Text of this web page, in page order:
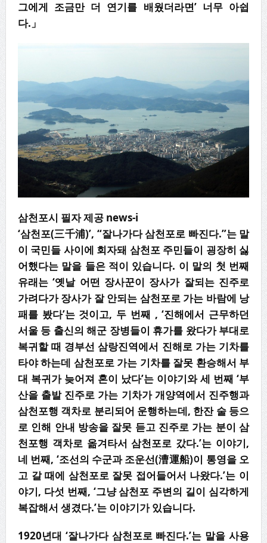
그에게 조금만 더 연기를 배웠더라면’ 너무 아쉽
다.」
삼천포시 필자 제공 news-i
‘삼천포(三千浦)’, “잘나가다 삼천포로 빠진다.”는 말
이 국민들 사이에 회자돼 삼천포 주민들이 굉장히 싫
어했다는 말을 들은 적이 있습니다. 이 말의 첫 번째
유래는 ‘옛날 어떤 장사꾼이 장사가 잘되는 진주로
가려다가 장사가 잘 안되는 삼천포로 가는 바람에 낭
패를 봤다’는 것이고, 두 번째 , ‘진해에서 근무하던
서울 등 출신의 해군 장병들이 휴가를 왔다가 부대로
복귀할 때 경부선 삼랑진역에서 진해로 가는 기차를
타야 하는데 삼천포로 가는 기차를 잘못 환승해서 부
대 복귀가 늦어져 혼이 났다’는 이야기와 세 번째 ‘부
산을 출발 진주로 가는 기차가 개양역에서 진주행과
삼천포행 객차로 분리되어 운행하는데, 한잔 술 등으
로 인해 안내 방송을 잘못 듣고 진주로 가는 분이 삼
천포행 객차로 옮겨타서 삼천포로 갔다.’는 이야기,
네 번째, ‘조선의 수군과 조운선(漕運船)이 통영을 오
고 갈 때에 삼천포로 잘못 접어들어서 나왔다.’는 이
야기, 다섯 번째, ‘그냥 삼천포 주변의 길이 심각하게
복잡해서 생겼다.’는 이야기가 있습니다.
1920년대 ‘잘나가다 삼천포로 빠진다.’는 말을 사용